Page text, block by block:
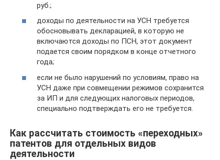
руб.;
доходы по деятельности на УСН требуется
обосновывать декларацией, в которую не
включаются доходы по ПСН, этот документ
подается своим порядком в конце отчетного
года;
если не было нарушений по условиям, право на
УСН даже при совмещении режимов сохранится
за ИП и для следующих налоговых периодов,
специально подтверждать его не требуется.
Как рассчитать стоимость «переходных»
патентов для отдельных видов
деятельности